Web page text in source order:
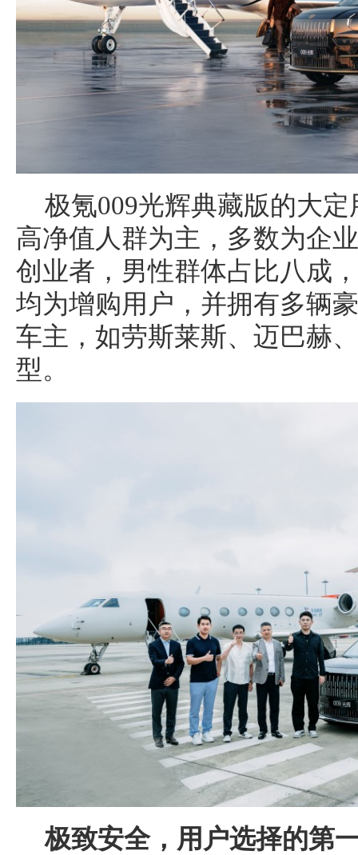
极氪009光辉典藏版的大
高净值人群为主，多数为企
创业者，男性群体占比八成
均为增购用户，并拥有多辆
车主，如劳斯莱斯、迈巴赫
型。
极致安全，用户选择的第